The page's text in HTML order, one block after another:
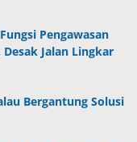
Pengawasan
Jalan Lingkar
Bergantung Solusi